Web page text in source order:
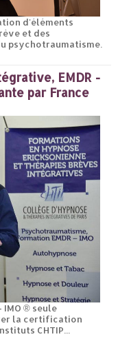
d'éléments
et des
psychotraumatisme.
EMDR -
par France
IMO ® seule
la certification
CHTIP...